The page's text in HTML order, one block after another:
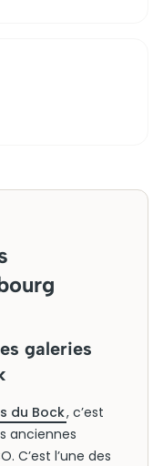
galeries
du Bock, c’est
anciennes
C’est l’une des